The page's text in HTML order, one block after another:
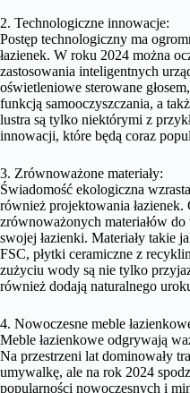
2. Technologiczne innowacje:
Postęp technologiczny ma
łazienek. W roku 2024 można
zastosowania inteligentnych
oświetleniowe sterowane
funkcją samooczyszczania, a
lustra są tylko niektórymi z
innowacji, które będą coraz
3. Zrównoważone materiały:
Świadomość ekologiczna
również projektowania
zrównoważonych materiałów
swojej łazienki. Materiały takie
FSC, płytki ceramiczne z
zużyciu wody są nie tylko
również dodają naturalnego
4. Nowoczesne meble
Meble łazienkowe odgrywają
Na przestrzeni lat dominowały
umywalkę, ale na rok 2024
popularności nowoczesnych i